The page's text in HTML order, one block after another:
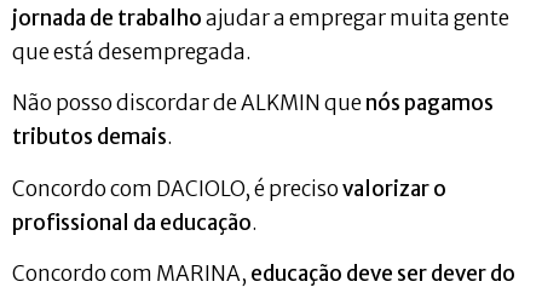
jornada de trabalhoajudar a empregar muita gente
que está desempregada.
Não posso discordar de ALKMIN quenós pagamos
tributos demais.
Concordo com DACIOLO, é precisovalorizar o
profissional da educação.
Concordo com MARINA, educação deve ser dever do